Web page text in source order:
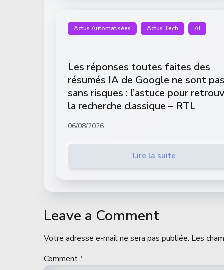
Actus Automatisées Actus Tech AI
Les réponses toutes faites des
résumés IA de Google ne sont
sans risques : l’astuce pour
la recherche classique – RTL
06/08/2026
Lire la suite
Leave a Comment
Votre adresse e-mail ne sera pas publiée. Les
Comment*